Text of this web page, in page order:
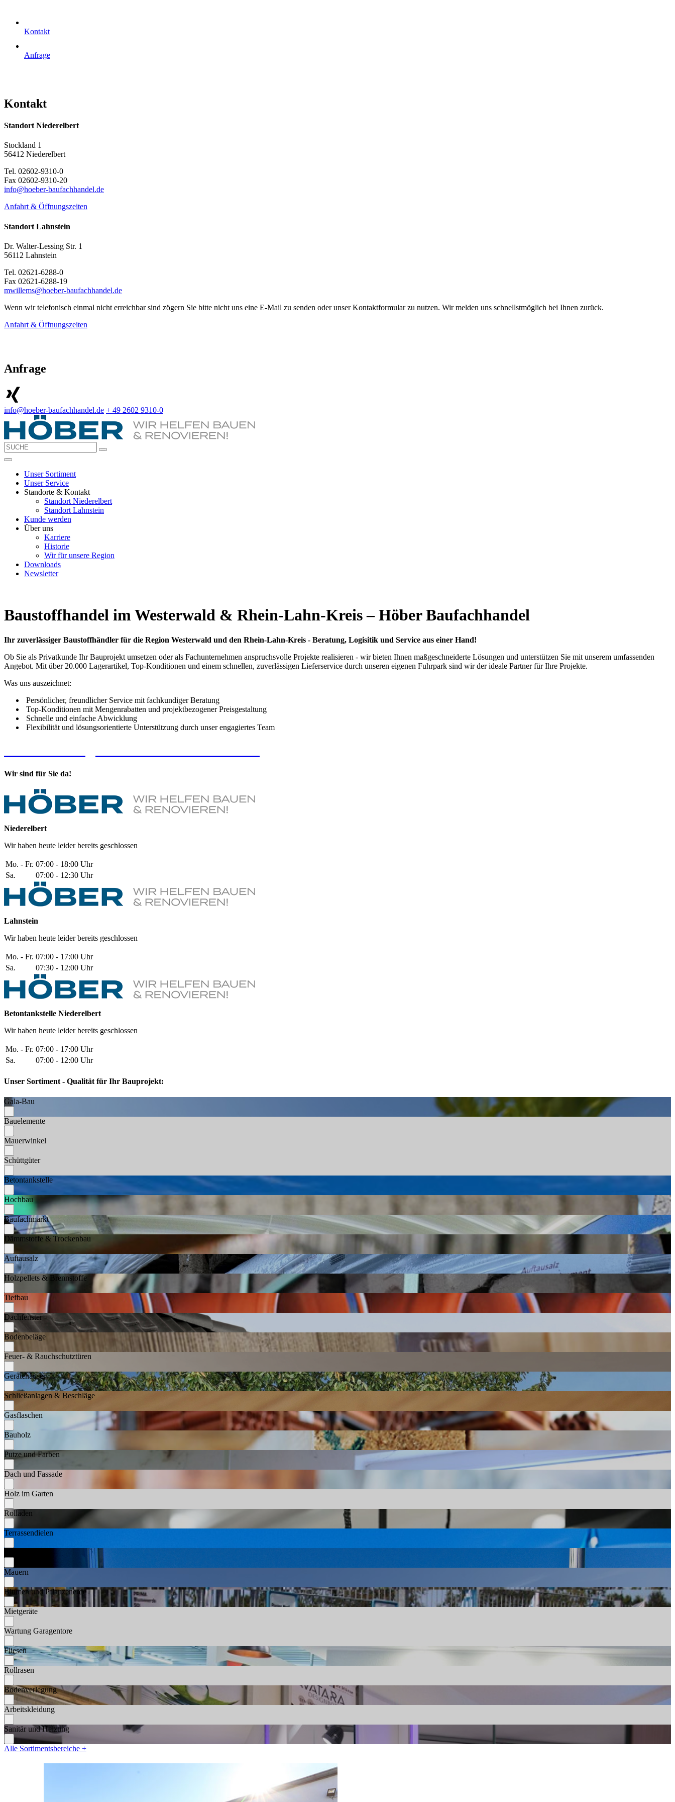
Kontakt
Anfrage
Kontakt
Standort Niederelbert
Stockland 1
56412 Niederelbert
Tel. 02602-9310-0
Fax 02602-9310-20
info@hoeber-baufachhandel.de
Anfahrt & Öffnungszeiten
Standort Lahnstein
Dr. Walter-Lessing Str. 1
56112 Lahnstein
Tel. 02621-6288-0
Fax 02621-6288-19
mwillems@hoeber-baufachhandel.de
Wenn wir telefonisch einmal nicht erreichbar sind zögern Sie bitte nicht uns eine E-Mail zu senden oder unser Kontaktformular zu nutzen. Wir melden uns schnellstmöglich bei Ihnen zurück.
Anfahrt & Öffnungszeiten
Anfrage
info@hoeber-baufachhandel.de + 49 2602 9310-0
Unser Sortiment
Unser Service
Standorte & Kontakt
Standort Niederelbert
Standort Lahnstein
Kunde werden
Über uns
Karriere
Historie
Wir für unsere Region
Downloads
Newsletter
Baustoffhandel im Westerwald & Rhein-Lahn-Kreis – Höber Baufachhandel
Ihr zuverlässiger Baustoffhändler für die Region Westerwald und den Rhein-Lahn-Kreis - Beratung, Logisitik und Service aus einer Hand!
Ob Sie als Privatkunde Ihr Bauprojekt umsetzen oder als Fachunternehmen anspruchsvolle Projekte realisieren - wir bieten Ihnen maßgeschneiderte Lösungen und unterstützen Sie mit unserem umfassenden
Angebot. Mit über 20.000 Lagerartikel, Top-Konditionen und einem schnellen, zuverlässigen Lieferservice durch unseren eigenen Fuhrpark sind wir der ideale Partner für Ihre Projekte.
Was uns auszeichnet:
Persönlicher, freundlicher Service mit fachkundiger Beratung
Top-Konditionen mit Mengenrabatten und projektbezogener Preisgestaltung
Schnelle und einfache Abwicklung
Flexibilität und lösungsorientierte Unterstützung durch unser engagiertes Team
Wir sind für Sie da!
Niederelbert
Wir haben heute leider bereits geschlossen
Mo. - Fr. 07:00 - 18:00 Uhr
Sa.
07:00 - 12:30 Uhr
Lahnstein
Wir haben heute leider bereits geschlossen
Mo. - Fr. 07:00 - 17:00 Uhr
Sa.
07:30 - 12:00 Uhr
Betontankstelle Niederelbert
Wir haben heute leider bereits geschlossen
Mo. - Fr. 07:00 - 17:00 Uhr
Sa.
07:00 - 12:00 Uhr
Unser Sortiment - Qualität für Ihr Bauprojekt:
Gala-Bau
Bauelemente
Mauerwinkel
Schüttgüter
Betontankstelle
Hochbau
Baufachmarkt
Dämmstoffe & Trockenbau
Auftausalz
Holzpellets & Brennstoffe
Tiefbau
Dachfenster
Bodenbeläge
Feuer- & Rauchschutztüren
Gerätehäuser
Schließanlagen & Beschläge
Gasflaschen
Bauholz
Putze und Farben
Dach und Fassade
Holz im Garten
Rolläden
Terrassendielen
Mauern
Blumen und Pflanzenerde
Mietgeräte
Wartung Garagentore
Fliesen
Rollrasen
Bodenverlegung
Arbeitskleidung
Sanitär und Heizung
Alle Sortimentsbereiche +